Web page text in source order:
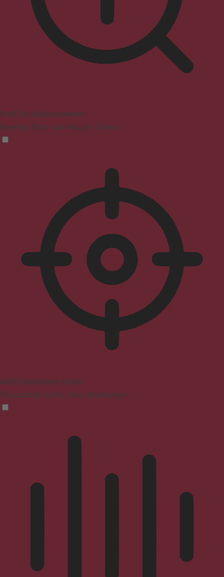
Profil für Anfallssicherheit
Beseitigt Blitze und reduziert Farben
ADHD-freundlicher Modus
Fokussiertes Surfen, ohne Ablenkungen